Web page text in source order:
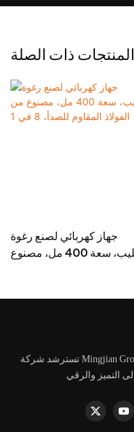
المنتجات ذات الصلة
جهاز كهربائي لصنع رغوة
الحليب، سعة 400 مل، مصنوع
تسترشد شركة Mingjian Group بفلسفة العمل "الجودة أولاً، الخدمة